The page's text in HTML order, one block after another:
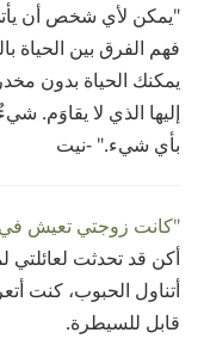
"يمكن لأي شخص أن
فهم الفرق بين
يمكنك الحياة بدون
إليها الذي لا يقاوَم.
بأي شيء." -نيت
"كانت زوجتي تعيش في
أكن قد تحدثت
أتناول الحبوب، كنت
قابل للسيطرة.